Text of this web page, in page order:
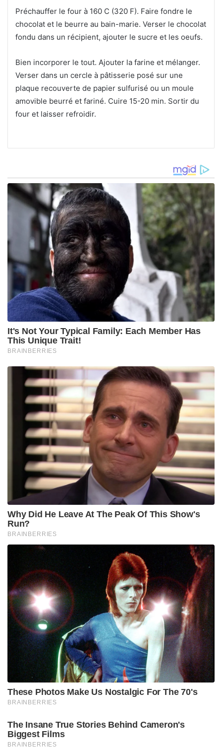
Préchauffer le four à 160 C (320 F). Faire fondre le
chocolat et le beurre au bain-marie. Verser le chocolat
fondu dans un récipient, ajouter le sucre et les oeufs.
Bien incorporer le tout. Ajouter la farine et mélanger.
Verser dans un cercle à pâtisserie posé sur une
plaque recouverte de papier sulfurisé ou un moule
amovible beurré et fariné. Cuire 15-20 min. Sortir du
four et laisser refroidir.